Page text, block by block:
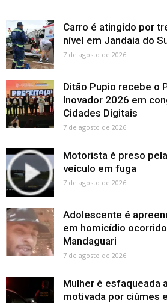
Carro é atingido por
nível em Jandaia do
7 de agosto de 2026
Ditão Pupio recebe o
Inovador 2026 em
Cidades Digitais
7 de agosto de 2026
Motorista é preso
veículo em fuga
7 de agosto de 2026
Adolescente é
em homicídio
Mandaguari
7 de agosto de 2026
Mulher é esfaqueada
motivada por ciúmes